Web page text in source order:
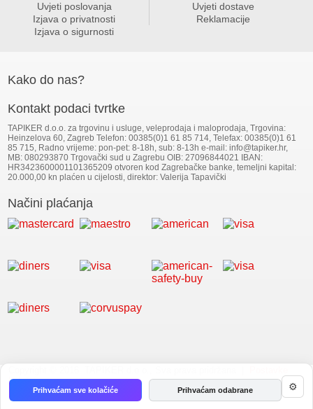
Uvjeti poslovanja
Uvjeti dostave
Izjava o privatnosti
Reklamacije
Izjava o sigurnosti
Kako do nas?
Kontakt podaci tvrtke
TAPIKER d.o.o. za trgovinu i usluge, veleprodaja i maloprodaja, Trgovina:
Heinzelova 60, Zagreb Telefon: 00385(0)1 61 85 714, Telefax: 00385(0)1 61
85 715, Radno vrijeme: pon-pet: 8-18h, sub: 8-13h e-mail: info@tapiker.hr,
MB: 080293870 Trgovački sud u Zagrebu OIB: 27096844021 IBAN:
HR3423600001101365209 otvoren kod Zagrebačke banke, temeljni kapital:
20.000,00 kn plaćen u cijelosti, direktor: Valerija Tapavički
Načini plaćanja
kolačića
CREW 803
Prihvaćam sve kolačiće Prihvaćam odabrane ⚙